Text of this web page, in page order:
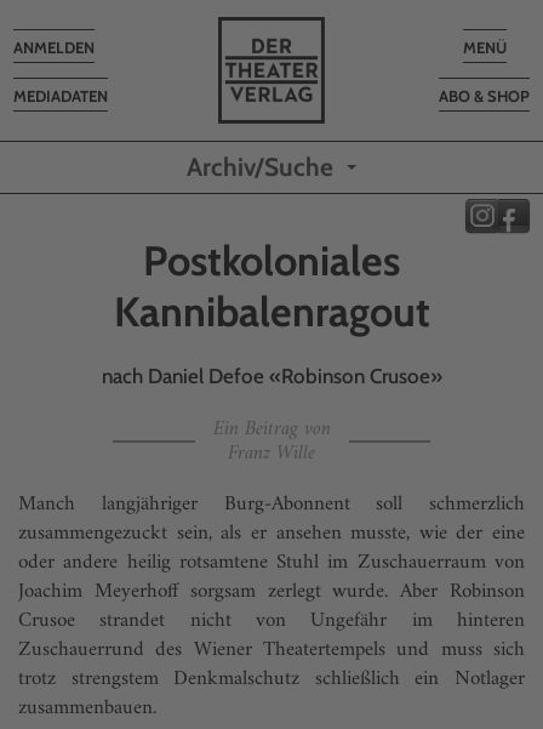
Toggle
MENÜ
ABO & SHOP
MEDIADATEN
Toggle
navigation
ANMELDEN
Archiv/Suche
Postkoloniales
Kannibalenragout
nach Daniel Defoe «Robinson Crusoe»
Ein Beitrag von
Franz Wille
Manch langjähriger Burg-Abonnent soll schmerz­lich
zusammengezuckt sein, als er ansehen muss­te, wie der eine
oder andere heilig rot­samtene Stuhl im Zuschauerraum von
Joachim Meyerhoff sorgsam zerlegt wurde. Aber Robinson
Crusoe strandet nicht von Ungefähr im hinteren
Zuschauerrund des Wiener Theatertempels und muss sich
trotz strengstem Denkmalschutz schließlich ein Not­lager
zusammenbauen.